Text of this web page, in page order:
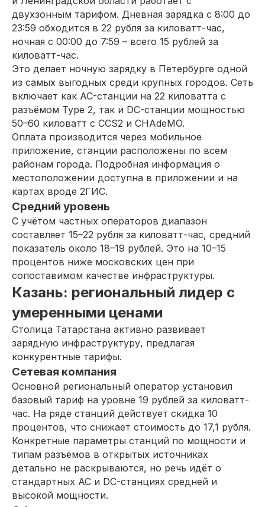
двухзонным тарифом. Дневная зарядка с 8:00 до
23:59 обходится в 22 рубля за киловатт-час,
ночная с 00:00 до 7:59 – всего 15 рублей за
киловатт-час.
Это делает ночную зарядку в Петербурге одной
из самых выгодных среди крупных городов. Сеть
включает как AC-станции на 22 киловатта с
разъёмом Type 2, так и DC-станции мощностью
50–60 киловатт с CCS2 и CHAdeMO.
Оплата производится через мобильное
приложение, станции расположены по всем
районам города. Подробная информация о
местоположении доступна в приложении и на
картах вроде 2ГИС.
Средний уровень
С учётом частных операторов диапазон
составляет 15–22 рубля за киловатт-час, средний
показатель около 18–19 рублей. Это на 10–15
процентов ниже московских цен при
сопоставимом качестве инфраструктуры.
Казань: региональный лидер с
умеренными ценами
Столица Татарстана активно развивает
зарядную инфраструктуру, предлагая
конкурентные тарифы.
Сетевая компания
Основной региональный оператор установил
базовый тариф на уровне 19 рублей за киловатт-
час. На ряде станций действует скидка 10
процентов, что снижает стоимость до 17,1 рубля.
Конкретные параметры станций по мощности и
типам разъёмов в открытых источниках
детально не раскрываются, но речь идёт о
стандартных AC и DC-станциях средней и
высокой мощности.